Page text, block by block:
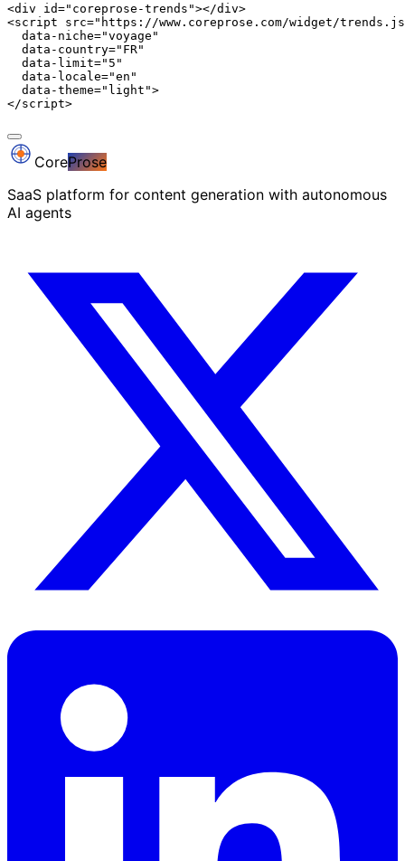
<div id="coreprose-trends"></div>
<script src="https://www.coreprose.com/widget/
  data-niche="voyage"
  data-country="FR"
  data-limit="5"
  data-locale="en"
  data-theme="light">
</script>
CoreProse
SaaS platform for content generation with autonomous
AI agents